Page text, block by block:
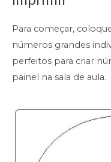
Para começar,
números grandes
perfeitos para criar
painel na sala de aula.